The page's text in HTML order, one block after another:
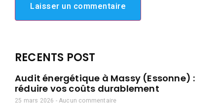
RECENTS POST
Audit énergétique à Massy (Essonne) :
réduire vos coûts durablement
25 mars 2026 Aucun commentaire